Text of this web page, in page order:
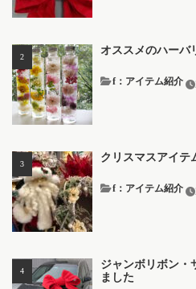
オススメのハーバ
f：アイテム紹介
クリスマスアイテ
f：アイテム紹介
ジャンボリボン・
ました